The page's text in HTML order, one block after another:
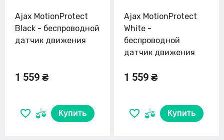
Ajax MotionProtect
Black - беспроводной
датчик движения
1 559 ₴
Купить
Ajax MotionProtect
White -
беспроводной
датчик движения
1 559 ₴
Купить